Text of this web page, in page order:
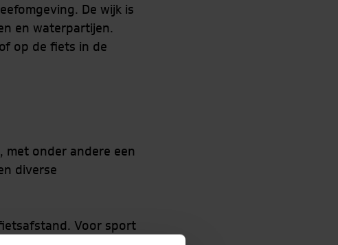
De wijk is
en waterpartijen.
op de fiets in de
met onder andere een
diverse
Voor sport